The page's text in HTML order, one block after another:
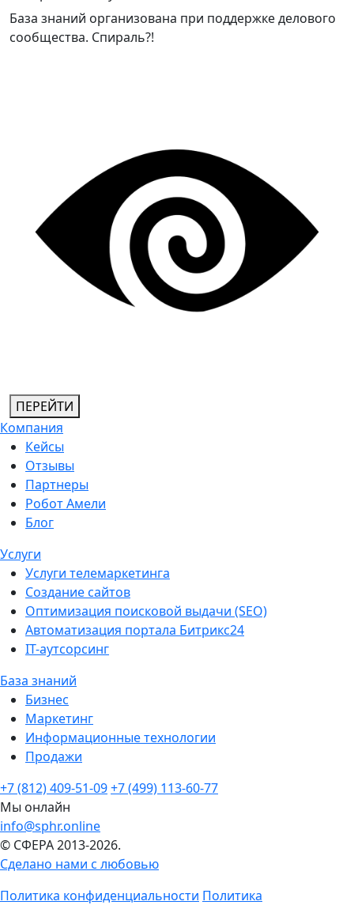
База знаний организована при поддержке делового
сообщества. Спираль?!
ПЕРЕЙТИ
Компания
Кейсы
Отзывы
Партнеры
Робот Амели
Блог
Услуги
Услуги телемаркетинга
Создание сайтов
Оптимизация поисковой выдачи (SEO)
Автоматизация портала Битрикс24
IT-аутсорсинг
База знаний
Бизнес
Маркетинг
Информационные технологии
Продажи
+7 (812) 409-51-09+7 (499) 113-60-77
Мы онлайн
info@sphr.online
© СФЕРА 2013-2026.
Сделано нами с любовью
Политика конфиденциальности Политика